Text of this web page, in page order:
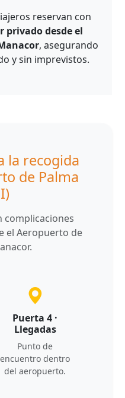
reservan con
privado desde el
, asegurando
y sin imprevistos.
la recogida
de Palma
complicaciones
el Aeropuerto de
Puerta 4 ·
Llegadas
Punto de
encuentro dentro
del aeropuerto.